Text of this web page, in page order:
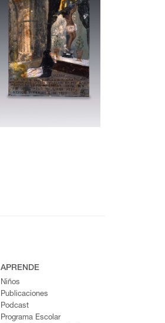
APRENDE
Niños
Publicaciones
Podcast
Programa Escolar